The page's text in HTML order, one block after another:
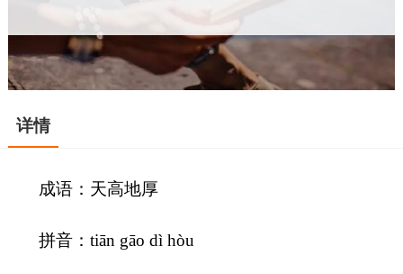
详情
成语：天高地厚
拼音：tiān gāo dì hòu